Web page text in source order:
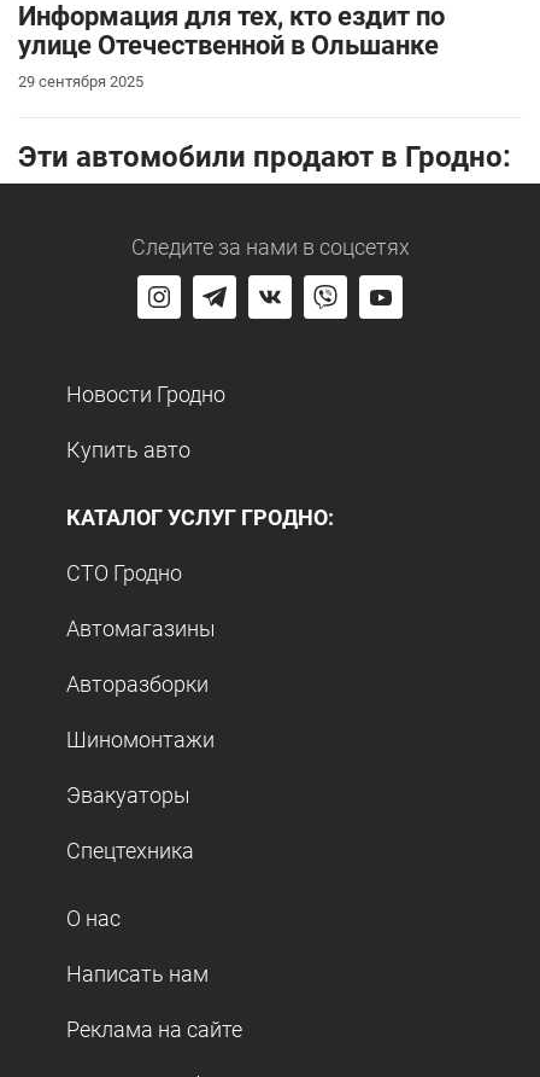
Информация для тех, кто ездит по
улице Отечественной в Ольшанке
29 сентября 2025
Эти автомобили продают в Гродно:
Следите за нами в соцсетях
Новости Гродно
Купить авто
КАТАЛОГ УСЛУГ ГРОДНО:
СТО Гродно
Автомагазины
Авторазборки
Шиномонтажи
Эвакуаторы
Спецтехника
О нас
Написать нам
Реклама на сайте